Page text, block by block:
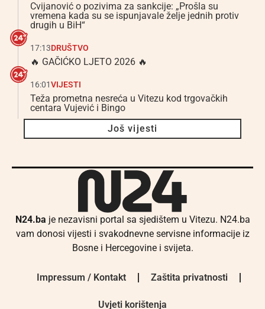
Cvijanović o pozivima za sankcije: „Prošla su
vremena kada su se ispunjavale želje jednih protiv
drugih u BiH“
17:13DRUŠTVO
🔥 GAČIĆKO LJETO 2026 🔥
16:01VIJESTI
Teža prometna nesreća u Vitezu kod trgovačkih
centara Vujević i Bingo
Još vijesti
N24.ba je nezavisni portal sa sjedištem u Vitezu. N24.ba
vam donosi vijesti i svakodnevne servisne informacije iz
Bosne i Hercegovine i svijeta.
Impressum / Kontakt Zaštita privatnosti
Uvjeti korištenja